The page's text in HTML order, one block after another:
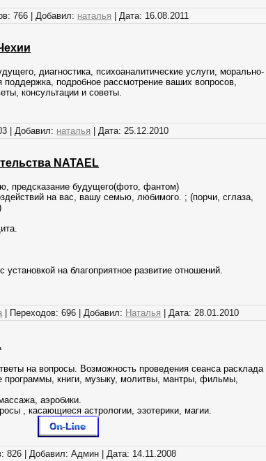
766 Добавил: наталья Дата: 16.08.2011
диагностика, психоаналитические услуги, морально-
поддержка, подробное рассмотрение ваших вопросов,
консультации и советы.
Добавил: наталья Дата: 25.12.2010
NATAEL
предсказание будущего(фото, фантом)
на вас, вашу семью, любимого. ; (порчи, сглаза,
на благоприятное развитие отношений.
Переходов: 696 Добавил: Наталья Дата: 28.01.2010
на вопросы. Возможность проведения сеанса расклада
программы, книги, музыку, молитвы, мантры, фильмы,
аэробики.
, касающиеся астрологии, эзотерики, магии.
826 Добавил: Админ Дата: 14.11.2008